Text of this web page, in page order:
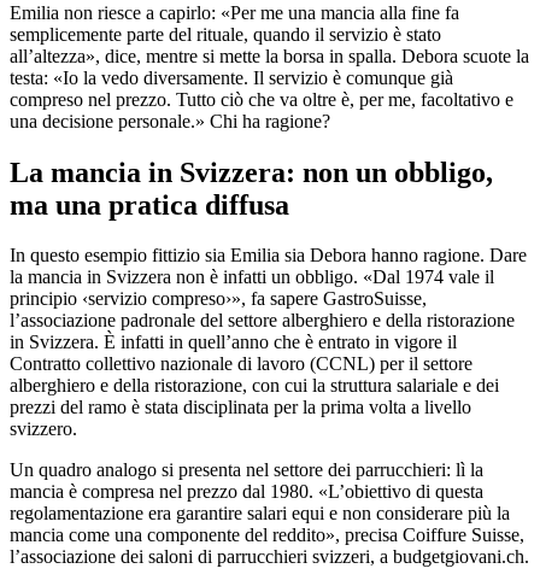
Emilia non riesce a capirlo: «Per me una mancia alla fine fa
semplicemente parte del rituale, quando il servizio è stato
all’altezza», dice, mentre si mette la borsa in spalla. Debora scuote la
testa: «Io la vedo diversamente. Il servizio è comunque già
compreso nel prezzo. Tutto ciò che va oltre è, per me, facoltativo e
una decisione personale.» Chi ha ragione?
La mancia in Svizzera: non un obbligo,
ma una pratica diffusa
In questo esempio fittizio sia Emilia sia Debora hanno ragione. Dare
la mancia in Svizzera non è infatti un obbligo. «Dal 1974 vale il
principio ‹servizio compreso›», fa sapere GastroSuisse,
l’associazione padronale del settore alberghiero e della ristorazione
in Svizzera. È infatti in quell’anno che è entrato in vigore il
Contratto collettivo nazionale di lavoro (CCNL) per il settore
alberghiero e della ristorazione, con cui la struttura salariale e dei
prezzi del ramo è stata disciplinata per la prima volta a livello
svizzero.
Un quadro analogo si presenta nel settore dei parrucchieri: lì la
mancia è compresa nel prezzo dal 1980. «L’obiettivo di questa
regolamentazione era garantire salari equi e non considerare più la
mancia come una componente del reddito», precisa Coiffure Suisse,
l’associazione dei saloni di parrucchieri svizzeri, a budgetgiovani.ch.